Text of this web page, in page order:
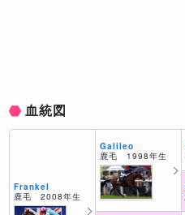
血統図
Frankel
鹿毛 2008年生
Galileo
鹿毛 1998年生